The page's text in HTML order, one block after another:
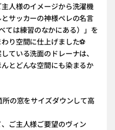
人様のイメージから洗濯機
サッカーの神様ペレの名言
ては練習のなかにある）」を
り空間に仕上げました⚽️
ている洗面のドレーナは、
とどんな空間にも染まるか
の窓をサイズダウンして高
ご主人様ご要望のヴィン